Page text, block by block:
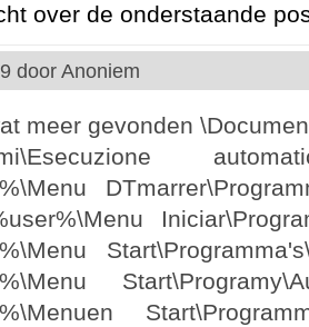
over de onderstaande
door Anoniem
meer gevonden